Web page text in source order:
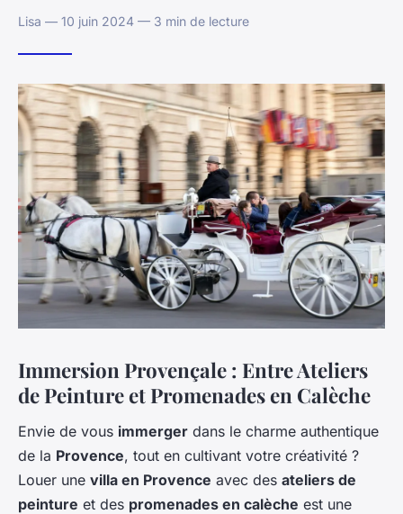
Lisa — 10 juin 2024 — 3 min de lecture
Immersion Provençale : Entre Ateliers
de Peinture et Promenades en Calèche
Envie de vous immerger dans le charme authentique
de la Provence, tout en cultivant votre créativité ?
Louer une villa en Provence avec des ateliers de
peinture et des promenades en calèche est une